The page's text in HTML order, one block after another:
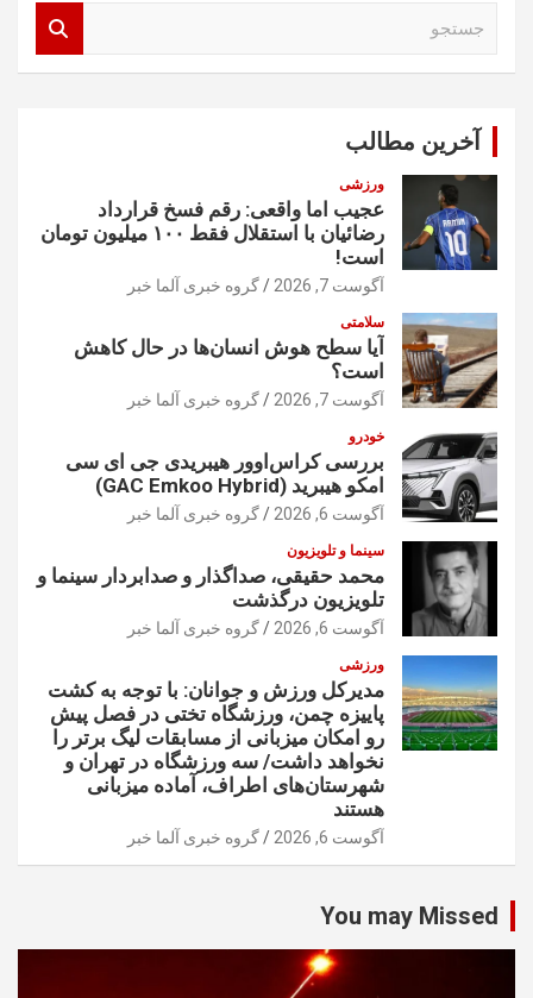
آخرین مطالب
ورزشی
عجیب اما واقعی: رقم فسخ قرارداد
رضائیان با استقلال فقط ۱۰۰ میلیون تومان
است!
آگوست 7, 2026 گروه خبری آلما خبر
سلامتی
آیا سطح هوش انسان‌ها در حال کاهش
است؟
آگوست 7, 2026 گروه خبری آلما خبر
خودرو
بررسی کراس‌اوور هیبریدی جی ای سی
امکو هیبرید (GAC Emkoo Hybrid)
آگوست 6, 2026 گروه خبری آلما خبر
سینما و تلویزیون
محمد حقیقی، صداگذار و صدابردار سینما و
تلویزیون درگذشت
آگوست 6, 2026 گروه خبری آلما خبر
ورزشی
مدیرکل ورزش و جوانان: با توجه به کشت
پاییزه چمن، ورزشگاه تختی در فصل پیش
رو امکان میزبانی از مسابقات لیگ برتر را
نخواهد داشت/ سه ورزشگاه در تهران و
شهرستان‌های اطراف، آماده میزبانی
هستند
آگوست 6, 2026 گروه خبری آلما خبر
You may Missed